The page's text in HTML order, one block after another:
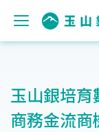
玉山銀培育
商務金流商